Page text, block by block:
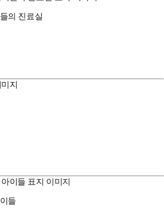
의 진료실
들